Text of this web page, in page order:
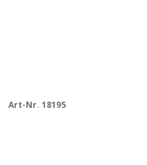
Art-Nr. 18195